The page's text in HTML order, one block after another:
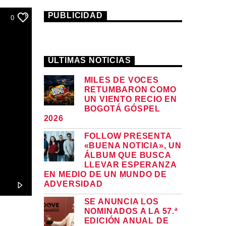
0 PUBLICIDAD
ÚLTIMAS NOTICIAS
MILES DE VOCES
RETUMBARON COMO
UN VIENTO RECIO EN
BOGOTÁ GÓSPEL
2026
FOLLOW PRESENTA
«BUENA NOTICIA», UN
ÁLBUM QUE BUSCA
LLEVAR ESPERANZA
EN MEDIO DE UN MUNDO DE
ADVERSIDAD
SE ANUNCIA LOS
NOMINADOS A LA 57.ª
EDICIÓN ANUAL DE